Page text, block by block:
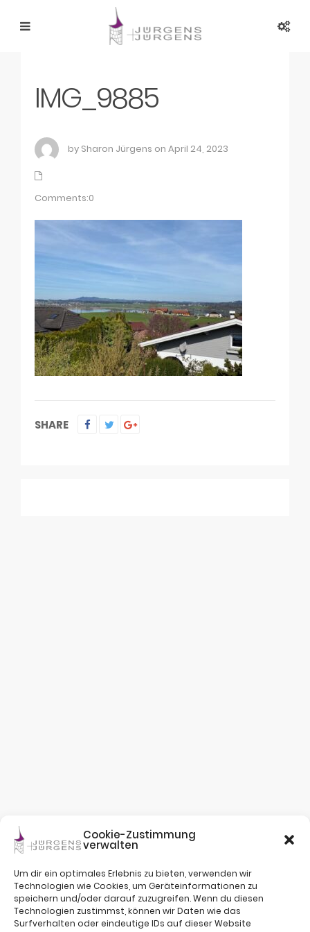
Cookie-Zustimmung
verwalten
Um dir ein optimales Erlebnis zu bieten, verwenden wir
Technologien wie Cookies, um Geräteinformationen zu
speichern und/oder darauf zuzugreifen. Wenn du diesen
Technologien zustimmst, können wir Daten wie das
Surfverhalten oder eindeutige IDs auf dieser Website
IMG_9885
by Sharon Jürgens on April 24, 2023
Comments:0
SHARE